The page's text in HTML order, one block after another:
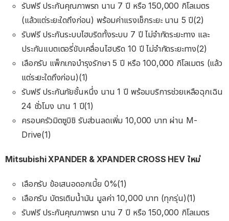
รับฟรี ประกันคุณภาพรถ นาน 7 ปี หรือ 150,000 กิโลเมตร
(แล้วแต่ระยะใดถึงก่อน) พร้อมค่าแรงเช็กระยะ นาน 5 ปี(2)
รับฟรี ประกันระบบไฮบริดทั้งระบบ 7 ปี ไม่จํากัดระยะทาง และ
ประกันแบตเตอรี่ขับเคลื่อนไฮบริด 10 ปี ไม่จํากัดระยะทาง(2)
เลือกรับ แพ็กเกจบํารุงรักษา 5 ปี หรือ 100,000 กิโลเมตร (แล้ว
แต่ระยะใดถึงก่อน)(1)
รับฟรี ประกันภัยชั้นหนึ่ง นาน 1 ปี พร้อมบริการช่วยเหลือฉุกเฉิน
24 ชั่วโมง นาน 1 ปี(1)
ครอบครัวมิตซูบิชิ รับส่วนลดเพิ่ม 10,000 บาท ผ่าน M-
Drive(1)
Mitsubishi XPANDER & XPANDER CROSS HEV ใหม่
เลือกรับ ข้อเสนอดอกเบี้ย 0%(1)
เลือกรับ บัตรเติมนํ้ามัน มูลค่า 10,000 บาท (ทุกรุ่น)(1)
รับฟรี ประกันคุณภาพรถ นาน 7 ปี หรือ 150,000 กิโลเมตร